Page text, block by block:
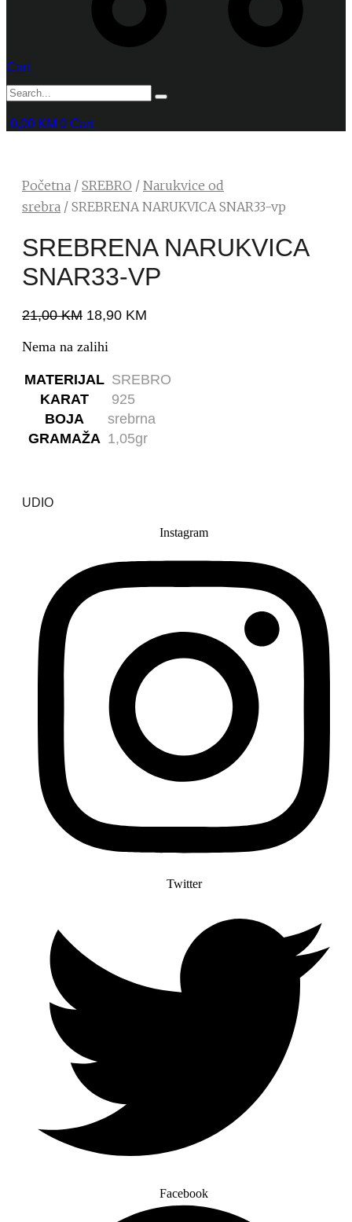
Cart
0,00 KM 0 Cart
Početna / SREBRO / Narukvice od
srebra / SREBRENA NARUKVICA SNAR33-vp
SREBRENA NARUKVICA
SNAR33-VP
21,00KM 18,90 KM
Nema na zalihi
MATERIJAL SREBRO
KARAT
925
BOJA
srebrna
GRAMAŽA 1,05gr
UDIO
Instagram
Twitter
Facebook